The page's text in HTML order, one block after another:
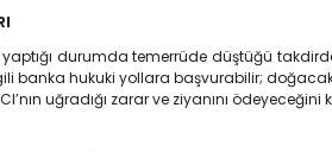
yaptığı durumda temerrüde düştüğü
hukuki yollara başvurabilir; doğacak
uğradığı zarar ve ziyanını ödeyeceğini